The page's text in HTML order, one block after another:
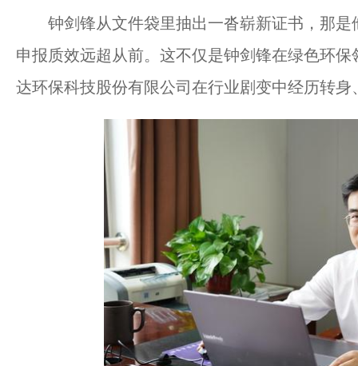
钟剑锋从文件袋里抽出一沓崭新证书，那是
申报质效远超从前。这不仅是钟剑锋在绿色环保
达环保科技股份有限公司在行业剧变中经历转身